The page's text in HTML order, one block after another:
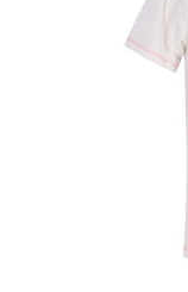
Pashuiske